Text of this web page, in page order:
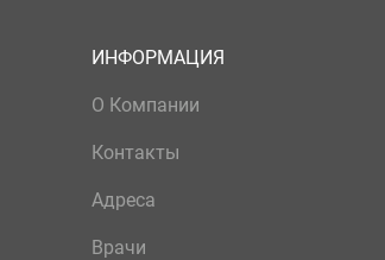
ИНФОРМАЦИЯ
О Компании
Контакты
Адреса
Врачи